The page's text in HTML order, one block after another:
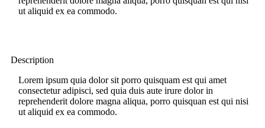
ut aliquid ex ea commodo.
Description
Lorem ipsum quia dolor sit porro quisquam est qui amet
consectetur adipisci, sed quia duis aute irure dolor in
reprehenderit dolore magna aliqua, porro quisquan est qui nisi
ut aliquid ex ea commodo.